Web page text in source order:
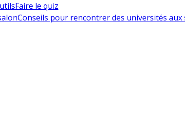
Faire le quiz
Conseils pour rencontrer des universités aux